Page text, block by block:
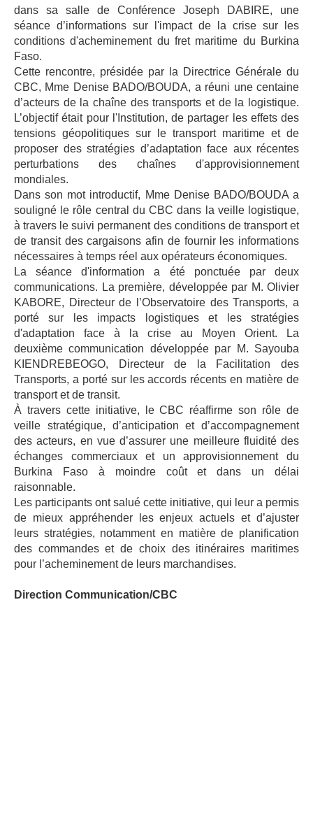
dans sa salle de Conférence Joseph DABIRE, une
séance d’informations sur l'impact de la crise sur les
conditions d'acheminement du fret maritime du Burkina
Faso.
Cette rencontre, présidée par la Directrice Générale du
CBC, Mme Denise BADO/BOUDA, a réuni une centaine
d’acteurs de la chaîne des transports et de la logistique.
L’objectif était pour l'Institution, de partager les effets des
tensions géopolitiques sur le transport maritime et de
proposer des stratégies d’adaptation face aux récentes
perturbations des chaînes d'approvisionnement
mondiales.
Dans son mot introductif, Mme Denise BADO/BOUDA a
souligné le rôle central du CBC dans la veille logistique,
à travers le suivi permanent des conditions de transport et
de transit des cargaisons afin de fournir les informations
nécessaires à temps réel aux opérateurs économiques.
La séance d'information a été ponctuée par deux
communications. La première, développée par M. Olivier
KABORE, Directeur de l’Observatoire des Transports, a
porté sur les impacts logistiques et les stratégies
d'adaptation face à la crise au Moyen Orient. La
deuxième communication développée par M. Sayouba
KIENDREBEOGO, Directeur de la Facilitation des
Transports, a porté sur les accords récents en matière de
transport et de transit.
À travers cette initiative, le CBC réaffirme son rôle de
veille stratégique, d’anticipation et d’accompagnement
des acteurs, en vue d’assurer une meilleure fluidité des
échanges commerciaux et un approvisionnement du
Burkina Faso à moindre coût et dans un délai
raisonnable.
Les participants ont salué cette initiative, qui leur a permis
de mieux appréhender les enjeux actuels et d’ajuster
leurs stratégies, notamment en matière de planification
des commandes et de choix des itinéraires maritimes
pour l’acheminement de leurs marchandises.
Direction Communication/CBC